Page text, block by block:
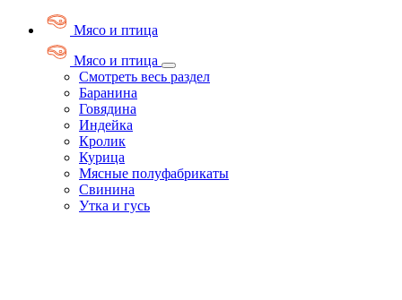
Мясо и птица
Мясо и птица
Смотреть весь раздел
Баранина
Говядина
Индейка
Кролик
Курица
Мясные полуфабрикаты
Свинина
Утка и гусь